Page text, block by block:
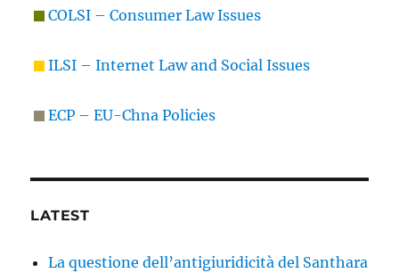
COLSI – Consumer Law Issues
ILSI – Internet Law and Social Issues
ECP – EU-Chna Policies
LATEST
La questione dell’antigiuridicità del Santhara